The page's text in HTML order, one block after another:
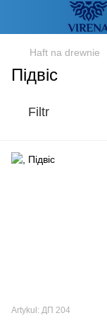
Haft na drewnie
Підвіс
Filtr
Artykuł: ДП 204